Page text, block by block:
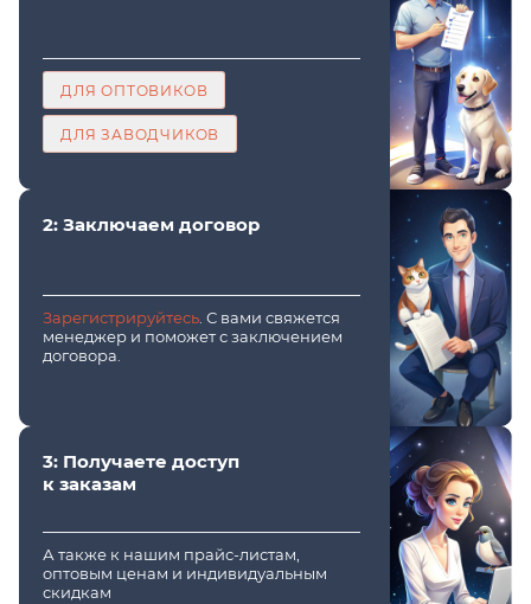
ДЛЯ ОПТОВИКОВ
ДЛЯ ЗАВОДЧИКОВ
2: Заключаем договор
Зарегистрируйтесь . С вами свяжется
менеджер и поможет с заключением
договора.
3: Получаете доступ
к заказам
А также к нашим прайс-листам,
оптовым ценам и индивидуальным
скидкам